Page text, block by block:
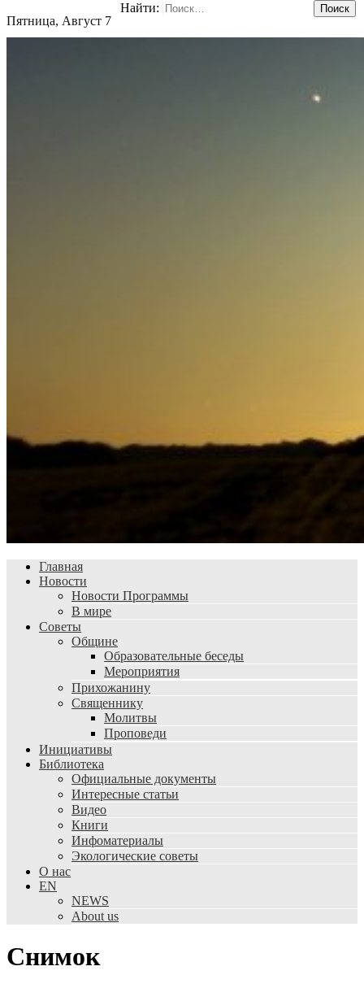
Пятница, Август 7
Найти:
Главная
Новости
Новости Программы
В мире
Советы
Общине
Образовательные беседы
Мероприятия
Прихожанину
Священнику
Молитвы
Проповеди
Инициативы
Библиотека
Официальные документы
Интересные статьи
Видео
Книги
Инфоматериалы
Экологические советы
О нас
EN
NEWS
About us
Снимок